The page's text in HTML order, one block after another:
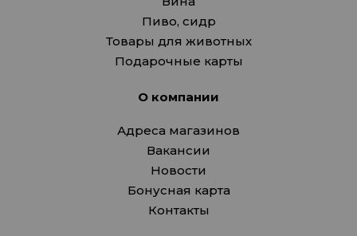
Пиво, сидр
Товары для животных
Подарочные карты
О компании
Адреса магазинов
Вакансии
Новости
Бонусная карта
Контакты